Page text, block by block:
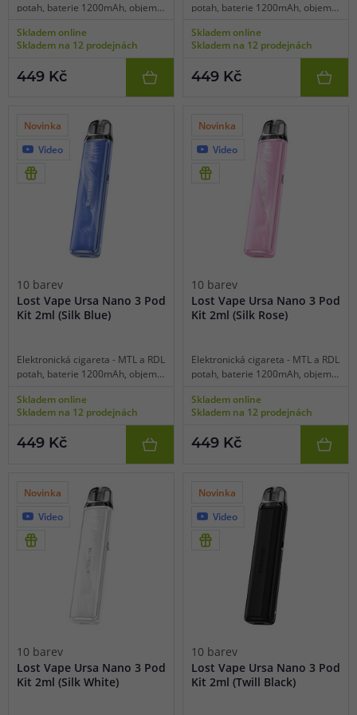
potah, baterie 1200mAh, objem
automatický výkon 5-30W,
dobíjení USB-C, regulace air-flow,
čipset Quest 2.0, platforma Lost
Skladem online
Skladem na 12 prodejnách
449 Kč
potah, baterie 1200mAh, objem
automatický výkon 5-30W,
dobíjení USB-C, regulace air-flow,
čipset Quest 2.0, platforma Lost
Skladem online
Skladem na 12 prodejnách
449 Kč
Novinka
Video
10 barev
Lost Vape Ursa Nano 3 Pod
Kit 2ml (Silk Blue)
Elektronická cigareta - MTL a RDL
potah, baterie 1200mAh, objem
automatický výkon 5-30W,
dobíjení USB-C, regulace air-flow,
čipset Quest 2.0, platforma Lost
Skladem online
Skladem na 12 prodejnách
449 Kč
Novinka
Video
10 barev
Lost Vape Ursa Nano 3 Pod
Kit 2ml (Silk Rose)
Elektronická cigareta - MTL a RDL
potah, baterie 1200mAh, objem
automatický výkon 5-30W,
dobíjení USB-C, regulace air-flow,
čipset Quest 2.0, platforma Lost
Skladem online
Skladem na 12 prodejnách
449 Kč
Novinka
Video
10 barev
Lost Vape Ursa Nano 3 Pod
Kit 2ml (Silk White)
Novinka
Video
10 barev
Lost Vape Ursa Nano 3 Pod
Kit 2ml (Twill Black)